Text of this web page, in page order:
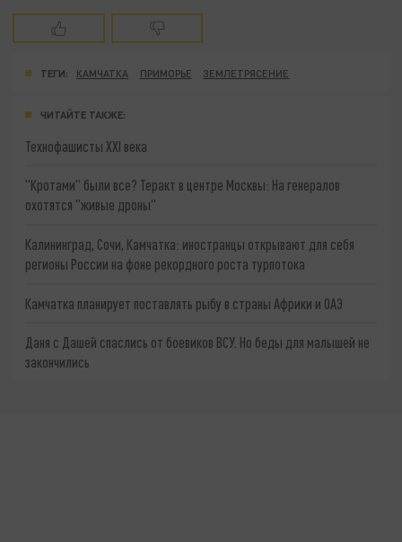
ТЕГИ: КАМЧАТКА ПРИМОРЬЕ ЗЕМЛЕТРЯСЕНИЕ
ЧИТАЙТЕ ТАКЖЕ:
Технофашисты XXI века
"Кротами" были все? Теракт в центре Москвы: На генералов
охотятся "живые дроны"
Калининград, Сочи, Камчатка: иностранцы открывают для себя
регионы России на фоне рекордного роста турпотока
Камчатка планирует поставлять рыбу в страны Африки и ОАЭ
Даня с Дашей спаслись от боевиков ВСУ. Но беды для малышей не
закончились